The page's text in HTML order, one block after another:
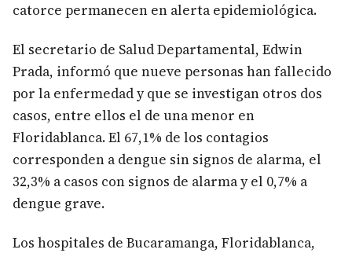
catorce permanecen en alerta epidemiológica.
El secretario de Salud Departamental, Edwin
Prada, informó que nueve personas han fallecido
por la enfermedad y que se investigan otros dos
casos, entre ellos el de una menor en
Floridablanca. El 67,1% de los contagios
corresponden a dengue sin signos de alarma, el
32,3% a casos con signos de alarma y el 0,7% a
dengue grave.
Los hospitales de Bucaramanga, Floridablanca,